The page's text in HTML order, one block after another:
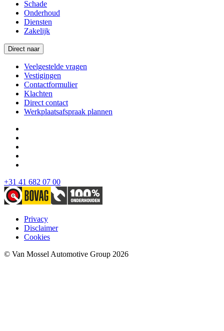
Schade
Onderhoud
Diensten
Zakelijk
Direct naar
Veelgestelde vragen
Vestigingen
Contactformulier
Klachten
Direct contact
Werkplaatsafspraak plannen
+31 41 682 07 00
Privacy
Disclaimer
Cookies
© Van Mossel Automotive Group 2026